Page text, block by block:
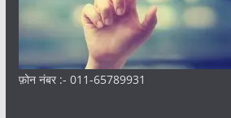
फ़ोन नंबर :- 011-65789931